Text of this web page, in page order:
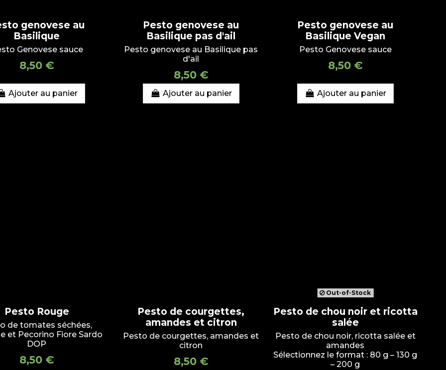
genovese au
Basilique
Genovese sauce
8,50 €
Ajouter au panier
Pesto genovese au
Basilique pas d'ail
Pesto genovese au Basilique pas
d'ail
8,50 €
Ajouter au panier
Pesto genovese au
Basilique Vegan
Pesto Genovese sauce
8,50 €
Ajouter au panier
Pesto Rouge
de tomates séchées,
et Pecorino Fiore Sardo
DOP
8,50 €
Pesto de courgettes,
amandes et citron
Pesto de courgettes, amandes et
citron
8,50 €
Out-of-Stock
Pesto de chou noir et ricotta
salée
Pesto de chou noir, ricotta salée et
amandes
Sélectionnez le format : 80 g – 130 g
– 200 g